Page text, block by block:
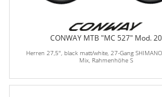
CONWAY MTB "MC 527" Mod. 20
Herren 27,5", black matt/white, 27-Gang
Mix, Rahmenhöhe S